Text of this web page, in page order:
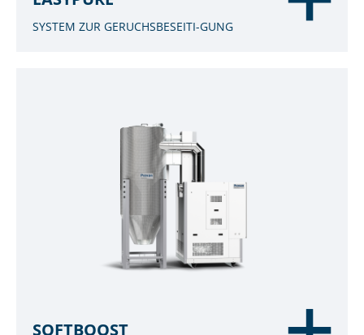
SYSTEM ZUR GERUCHSBESEITI-GUNG
SOFTBOOST